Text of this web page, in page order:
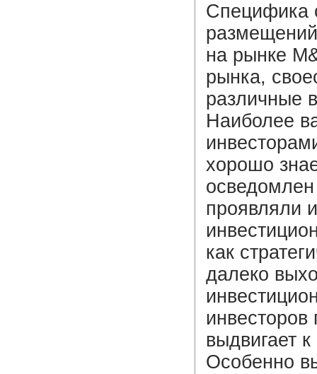
Специфика
на рынке
рынка,
различные
Наиболее
хорошо
проявляли
как
далеко
инвесторов
выдвигает
Особенно